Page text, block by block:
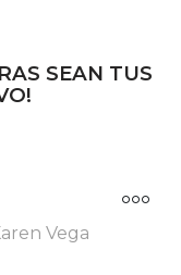
SEAN TUS
Vega